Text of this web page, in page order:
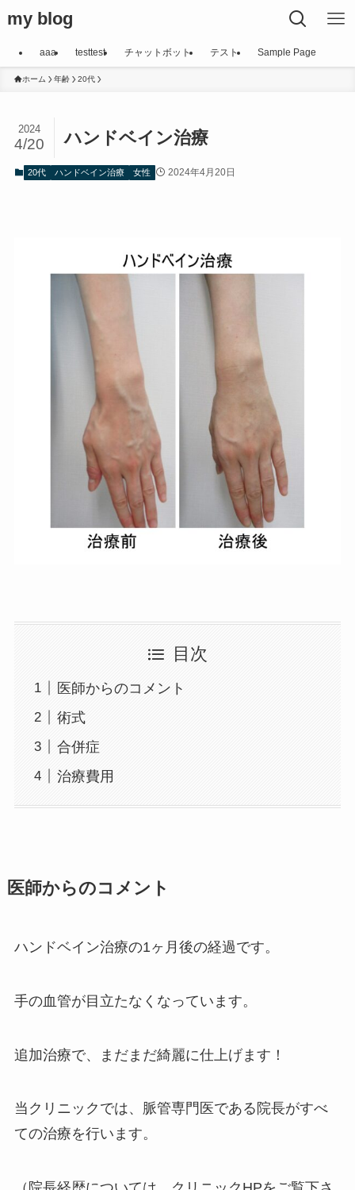
my blog
aaa testtest チャットボット テスト Sample Page
ホーム 年齢 20代
ハンドベイン治療
2024
4/20
20代 ハンドベイン治療 女性 2024年4月20日
目次
医師からのコメント
術式
合併症
治療費用
医師からのコメント
ハンドベイン治療の1ヶ月後の経過です。
手の血管が目立たなくなっています。
追加治療で、まだまだ綺麗に仕上げます！
当クリニックでは、脈管専門医である院長がすべ
ての治療を行います。